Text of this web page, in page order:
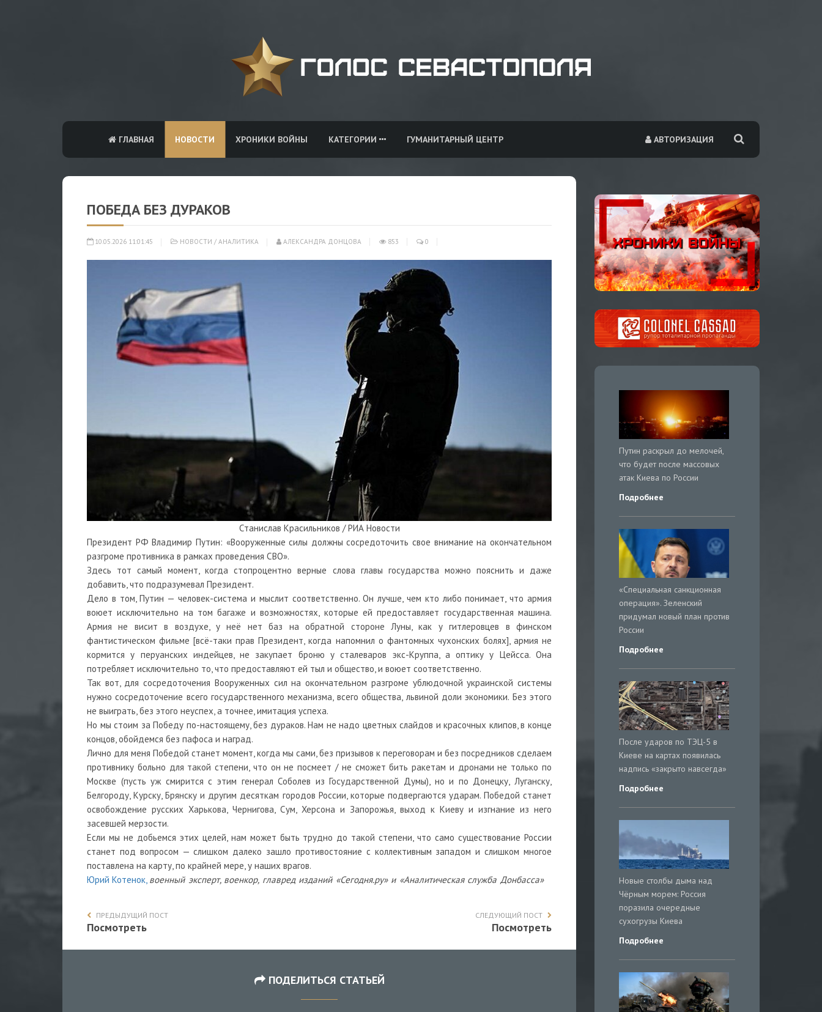
АВТОРИЗАЦИЯ
ГЛАВНАЯ НОВОСТИ ХРОНИКИ ВОЙНЫ КАТЕГОРИИ ГУМАНИТАРНЫЙ ЦЕНТР
ПОБЕДА БЕЗ ДУРАКОВ
10.05.2026 11:01:45 НОВОСТИ / АНАЛИТИКА АЛЕКСАНДРА ДОНЦОВА 853 0
Станислав Красильников / РИА Новости
Президент РФ Владимир Путин: «Вооруженные силы должны сосредоточить свое внимание на окончательном
разгроме противника в рамках проведения СВО».
Здесь тот самый момент, когда стопроцентно верные слова главы государства можно пояснить и даже
добавить, что подразумевал Президент.
Дело в том, Путин — человек-система и мыслит соответственно. Он лучше, чем кто либо понимает, что армия
воюет исключительно на том багаже и возможностях, которые ей предоставляет государственная машина.
Армия не висит в воздухе, у неё нет баз на обратной стороне Луны, как у гитлеровцев в финском
фантистическом фильме [всё-таки прав Президент, когда напомнил о фантомных чухонских болях], армия не
кормится у перуанских индейцев, не закупает броню у сталеваров экс-Круппа, а оптику у Цейсса. Она
потребляет исключительно то, что предоставляют ей тыл и общество, и воюет соответственно.
Так вот, для сосредоточения Вооруженных сил на окончательном разгроме ублюдочной украинской системы
нужно сосредоточение всего государственного механизма, всего общества, львиной доли экономики. Без этого
не выиграть, без этого неуспех, а точнее, имитация успеха.
Но мы стоим за Победу по-настоящему, без дураков. Нам не надо цветных слайдов и красочных клипов, в конце
концов, обойдемся без пафоса и наград.
Лично для меня Победой станет момент, когда мы сами, без призывов к переговорам и без посредников сделаем
противнику больно для такой степени, что он не посмеет / не сможет бить ракетам и дронами не только по
Москве (пусть уж смирится с этим генерал Соболев из Государственной Думы), но и по Донецку, Луганску,
Белгороду, Курску, Брянску и другим десяткам городов России, которые подвергаются ударам. Победой станет
освобождение русских Харькова, Чернигова, Сум, Херсона и Запорожья, выход к Киеву и изгнание из него
засевшей мерзости.
Если мы не добьемся этих целей, нам может быть трудно до такой степени, что само существование России
станет под вопросом — слишком далеко зашло противостояние с коллективным западом и слишком многое
поставлена на карту, по крайней мере, у наших врагов.
Юрий Котенок, военный эксперт, военкор, главред изданий «Сегодня.ру» и «Аналитическая служба Донбасса»
ПРЕДЫДУЩИЙ ПОСТ
Посмотреть
СЛЕДУЮЩИЙ ПОСТ
Посмотреть
ПОДЕЛИТЬСЯ СТАТЬЕЙ
Путин раскрыл до мелочей,
что будет после массовых
атак Киева по России
Подробнее
«Специальная санкционная
операция». Зеленский
придумал новый план против
России
Подробнее
После ударов по ТЭЦ-5 в
Киеве на картах появилась
надпись «закрыто навсегда»
Подробнее
Новые столбы дыма над
Чёрным морем: Россия
поразила очередные
сухогрузы Киева
Подробнее